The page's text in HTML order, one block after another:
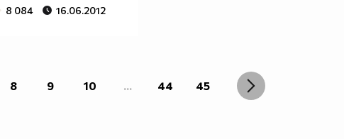
8 084 16.06.2012
8 9 10 ... 44 45